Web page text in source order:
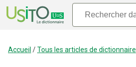
Accueil /Tous les articles de dictionnaire